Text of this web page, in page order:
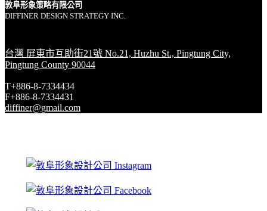
敦阜形象策略有限公司
DIFFINER DESIGN STRATEGY INC.
台灣 屏東市互助街21號 No.21, Huzhu St., Pingtung City,
Pingtung County 90044
T+886-8-7334434
F+886-8-7334431
diffiner@gmail.com